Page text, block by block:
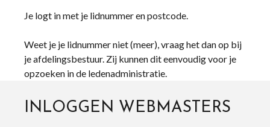
Je logt in met je lidnummer en postcode.
Weet je je lidnummer niet (meer), vraag het dan op bij
je afdelingsbestuur. Zij kunnen dit eenvoudig voor je
opzoeken in de ledenadministratie.
INLOGGEN WEBMASTERS